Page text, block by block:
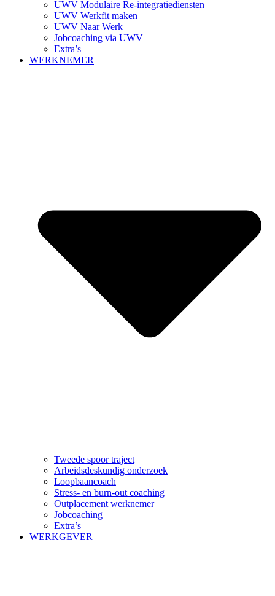
UWV Modulaire Re-integratiediensten
UWV Werkfit maken
UWV Naar Werk
Jobcoaching via UWV
Extra’s
WERKNEMER
Tweede spoor traject
Arbeidsdeskundig onderzoek
Loopbaancoach
Stress- en burn-out coaching
Outplacement werknemer
Jobcoaching
Extra’s
WERKGEVER